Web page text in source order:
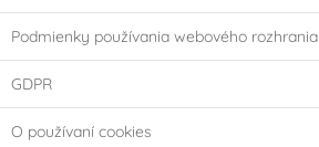
Podmienky používania webového rozhrania
GDPR
O používaní cookies